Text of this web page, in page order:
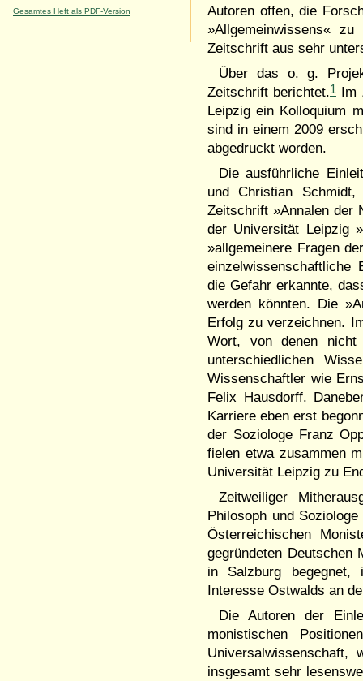
Autoren offen, die
»Allgemeinwissens«
Zeitschrift aus sehr
Über das o. g.
Zeitschrift berichtet.1 Im
Leipzig ein Kolloquium
sind in einem 2009
abgedruckt worden.
Die ausführliche
und Christian
Zeitschrift »Annalen der
der Universität Leipzig
»allgemeinere Fragen
einzelwissenschaftliche
die Gefahr erkannte,
werden könnten. Die
Erfolg zu verzeichnen.
Wort, von denen nicht
unterschiedlichen
Wissenschaftler wie
Felix Hausdorff.
Karriere eben erst
der Soziologe Franz
fielen etwa zusammen
Universität Leipzig zu
Zeitweiliger
Philosoph und
Österreichischen
gegründeten Deutschen
in Salzburg begegnet,
Interesse Ostwalds an
Die Autoren der
monistischen
Universalwissenschaft,
insgesamt sehr
Gesamtes Heft als PDF-Version